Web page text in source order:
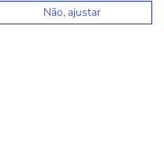
Não, ajustar